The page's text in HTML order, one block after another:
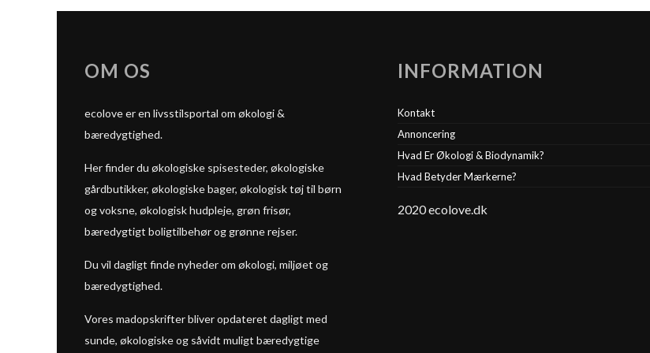
OM OS
ecolove er en livsstilsportal om økologi &
bæredygtighed.
Her finder du økologiske spisesteder, økologiske
gårdbutikker, økologiske bager, økologisk tøj til børn
og voksne, økologisk hudpleje, grøn frisør,
bæredygtigt boligtilbehør og grønne rejser.
Du vil dagligt finde nyheder om økologi, miljøet og
bæredygtighed.
Vores madopskrifter bliver opdateret dagligt med
sunde, økologiske og såvidt muligt bæredygtige
INFORMATION
Kontakt
Annoncering
Hvad Er Økologi & Biodynamik?
Hvad Betyder Mærkerne?
2020 ecolove.dk